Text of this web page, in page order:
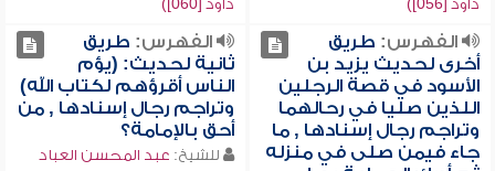
داود [056])
داود [060])
الفهرس: طريق
أخرى لحديث يزيد بن
الأسود في قصة الرجلين
اللذين صليا في رحالهما
وتراجم رجال إسنادها , ما
جاء فيمن صلى في منزله
الفهرس: طريق
ثانية لحديث: (يؤم
الناس أقرؤهم لكتاب الله)
وتراجم رجال إسنادها , من
أحق بالإمامة؟
للشيخ: عبد المحسن العباد